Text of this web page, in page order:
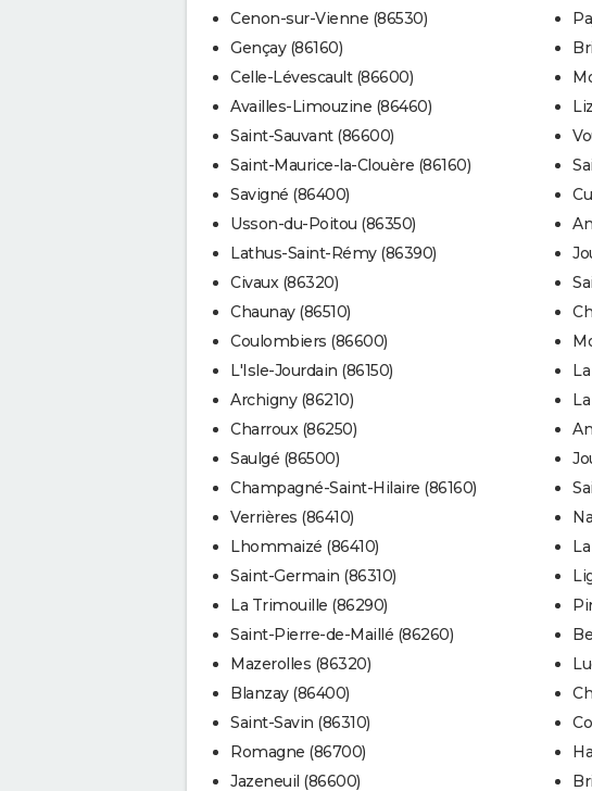
Cenon-sur-Vienne (86530)
Gençay (86160)
Celle-Lévescault (86600)
Availles-Limouzine (86460)
Saint-Sauvant (86600)
Saint-Maurice-la-Clouère (86160)
Savigné (86400)
Usson-du-Poitou (86350)
Lathus-Saint-Rémy (86390)
Civaux (86320)
Chaunay (86510)
Coulombiers (86600)
L'Isle-Jourdain (86150)
Archigny (86210)
Charroux (86250)
Saulgé (86500)
Champagné-Saint-Hilaire (86160)
Verrières (86410)
Lhommaizé (86410)
Saint-Germain (86310)
La Trimouille (86290)
Saint-Pierre-de-Maillé (86260)
Mazerolles (86320)
Blanzay (86400)
Saint-Savin (86310)
Romagne (86700)
Jazeneuil (86600)